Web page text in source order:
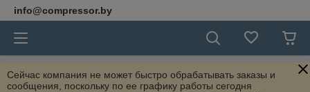
info@compressor.by
Сейчас компания не может быстро обрабатывать заказы и
сообщения, поскольку по ее графику работы сегодня